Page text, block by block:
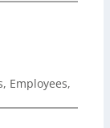
Employees,